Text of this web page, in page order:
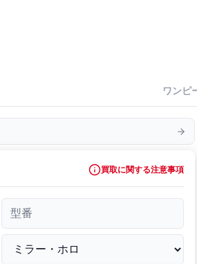
ワンピ
買取に関する注意事項
型番